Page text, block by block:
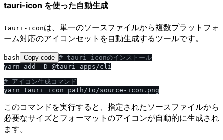
tauri-icon を使った自動生成
tauri-iconは、単一のソースファイルから複数プラットフォ
ーム対応のアイコンセットを自動生成するツールです。
bash Copy code # tauri-iconのインストール
yarn add -D @tauri-apps/cli
# アイコン生成コマンド
このコマンドを実行すると、指定されたソースファイルから
必要なサイズとフォーマットのアイコンが自動的に生成され
ます。